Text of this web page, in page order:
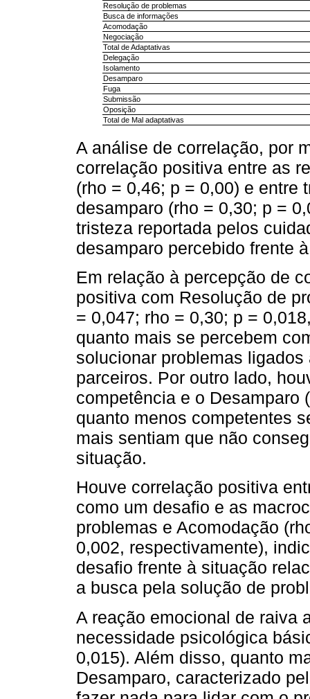
Resolução de problemas
Busca de informações
Acomodação
Negociação
Total de Adaptativas
Delegação
Isolamento
Desamparo
Fuga
Submissão
Oposição
Total de Mal adaptativas
A análise de correlação, por
correlação positiva entre as
(rho = 0,46; p = 0,00) e entre
desamparo (rho = 0,30; p =
tristeza reportada pelos
desamparo percebido frente
Em relação à percepção de
positiva com Resolução de
= 0,047; rho = 0,30; p =
quanto mais se percebem
solucionar problemas
parceiros. Por outro lado,
competência e o Desamparo
quanto menos competentes
mais sentiam que não
situação.
Houve correlação positiva
como um desafio e as
problemas e Acomodação
0,002, respectivamente),
desafio frente à situação
a busca pela solução de
A reação emocional de raiva
necessidade psicológica
0,015). Além disso, quanto
Desamparo, caracterizado